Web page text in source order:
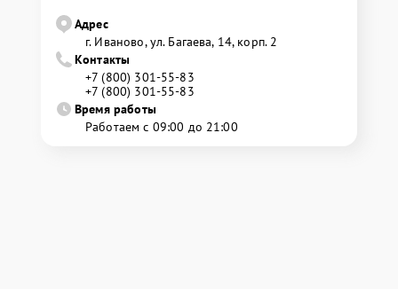
Адрес
г. Иваново, ул. Багаева, 14, корп. 2
Контакты
+7 (800) 301-55-83
+7 (800) 301-55-83
Время работы
Работаем с 09:00 до 21:00